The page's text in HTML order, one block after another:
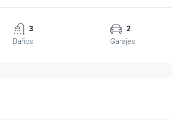
3
Baños
2
Garajes